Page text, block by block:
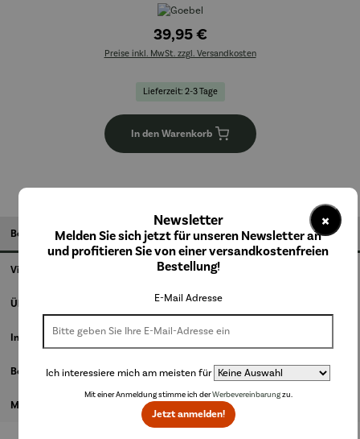
39,95 €
Preise inkl. MwSt. zzgl. Versandkosten
Lieferzeit: 2-3 Tage
In den Warenkorb
Beschreibung
Videos
Über den Künstler
Informationen zum Hersteller
Bewertungen
Magazinbeitrag
×
Newsletter
Melden Sie sich jetzt für unseren Newsletter an
und profitieren Sie von einer versandkostenfreien
Bestellung!
E-Mail Adresse
Ich interessiere mich am meisten für
Mit einer Anmeldung stimme ich derWerbevereinbarungzu.
Jetzt anmelden!